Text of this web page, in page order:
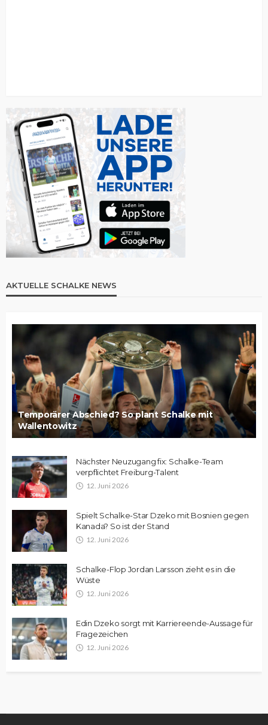
AKTUELLE SCHALKE NEWS
Temporärer Abschied? So plant Schalke mit
Wallentowitz
Nächster Neuzugang fix: Schalke-Team
verpflichtet Freiburg-Talent
12. Juni 2026
Spielt Schalke-Star Dzeko mit Bosnien gegen
Kanada? So ist der Stand
12. Juni 2026
Schalke-Flop Jordan Larsson zieht es in die
Wüste
12. Juni 2026
Edin Dzeko sorgt mit Karriereende-Aussage für
Fragezeichen
12. Juni 2026